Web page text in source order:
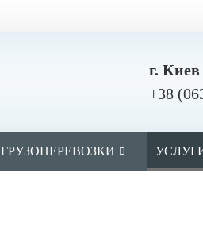
г. Киев
+38
ГРУЗОПЕРЕВОЗКИ